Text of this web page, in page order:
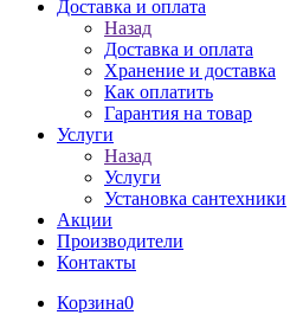
Доставка и оплата
Назад
Доставка и оплата
Хранение и доставка
Как оплатить
Гарантия на товар
Услуги
Назад
Услуги
Установка сантехники
Акции
Производители
Контакты
Корзина0